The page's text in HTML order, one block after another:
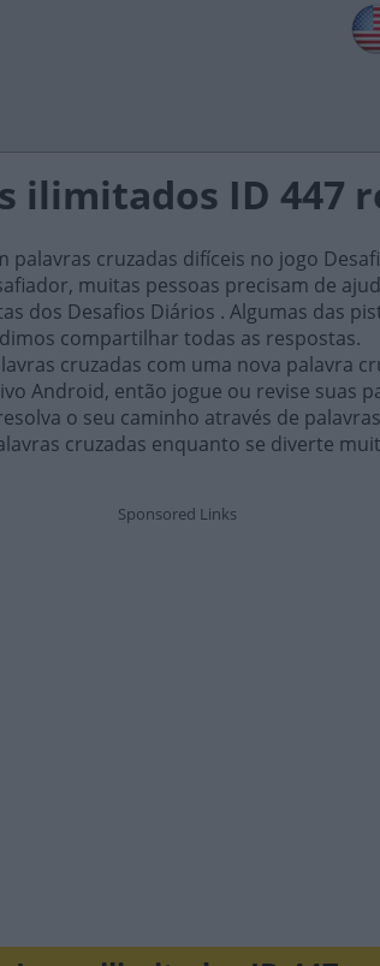
ilimitados ID 447
palavras cruzadas difíceis no jogo
muitas pessoas precisam de
dos Desafios Diários . Algumas das
compartilhar todas as respostas.
cruzadas com uma nova palavra
Android, então jogue ou revise suas
o seu caminho através de
cruzadas enquanto se diverte